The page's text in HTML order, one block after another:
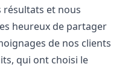
résultats et nous
heureux de partager
de nos clients
qui ont choisi le